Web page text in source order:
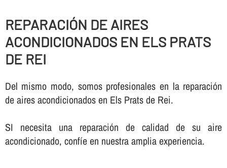
REPARACIÓN DE AIRES
ACONDICIONADOS EN ELS PRATS
DE REI
Del mismo modo, somos profesionales en la reparación
de aires acondicionados en Els Prats de Rei.
SI necesita una reparación de calidad de su aire
acondicionado, confí­e en nuestra amplia experiencia.